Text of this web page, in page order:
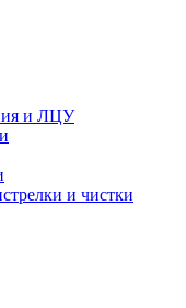
и ЛЦУ
и чистки